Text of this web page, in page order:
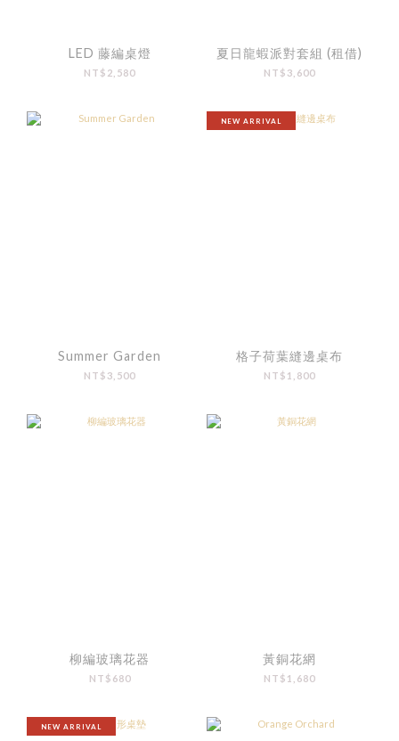
LED 藤編桌燈
NT$2,580
夏日龍蝦派對套組 (租借)
NT$3,600
Summer Garden
NT$3,500
NEW ARRIVAL
格子荷葉縫邊桌布
NT$1,800
柳編玻璃花器
NT$680
黃銅花網
NT$1,680
NEW ARRIVAL